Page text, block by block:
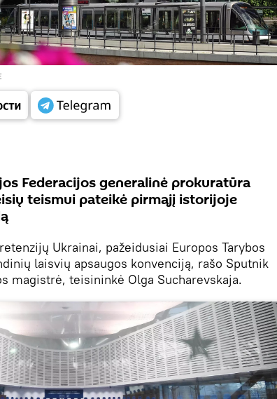
Federacijos generalinė prokuratūra
teismui pateikė pirmąjį istorijoje
Ukrainai, pažeidusiai Europos Tarybos
laisvių apsaugos konvenciją, rašo Sputnik
magistrė, teisininkė Olga Sucharevskaja.